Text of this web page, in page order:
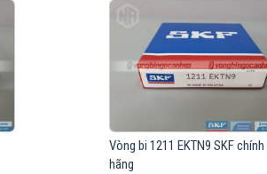
kiệm năng lượng.
để có báo giá chính xác nhất.
Vòng bi 1211 EKTN9 SKF chính
hãng